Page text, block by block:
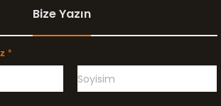
Bize Yazın
*